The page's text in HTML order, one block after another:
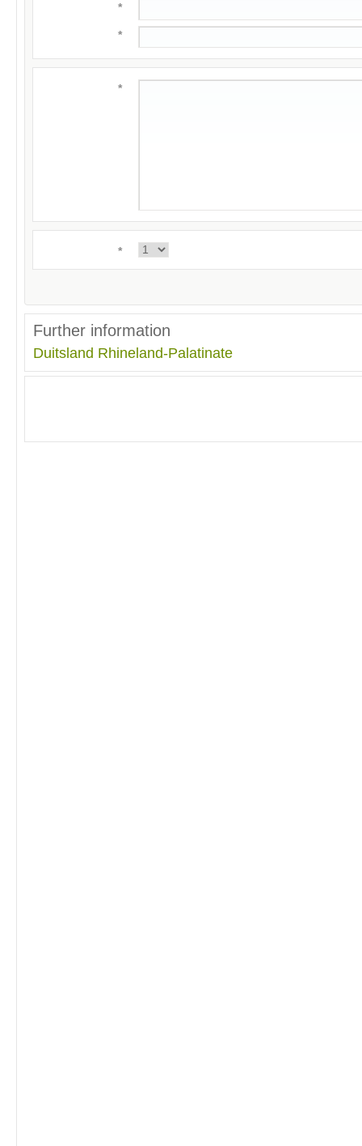
*
*
*
*
Further information
Duitsland Rhineland-Palatinate